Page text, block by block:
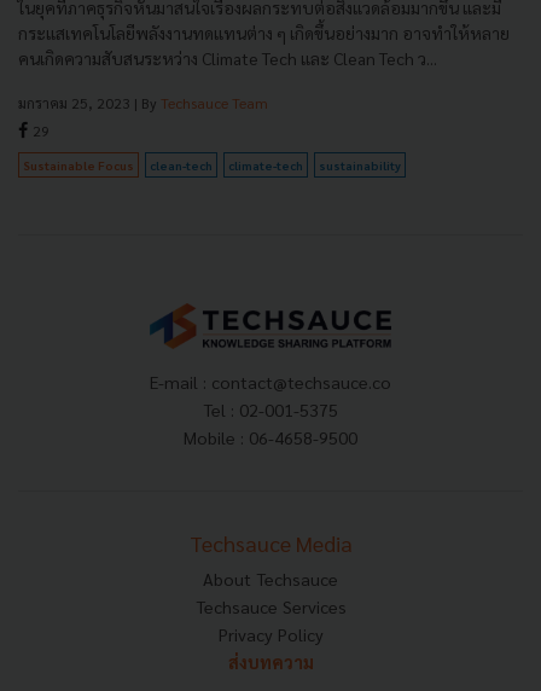
ในยุคที่ภาคธุรกิจหันมาสนใจเรื่องผลกระทบต่อสิ่งแวดล้อมมากขึ้น และมี
กระแสเทคโนโลยีพลังงานทดแทนต่าง ๆ เกิดขึ้นอย่างมาก อาจทำให้หลาย
คนเกิดความสับสนระหว่าง Climate Tech และ Clean Tech ว...
มกราคม 25, 2023 | By Techsauce Team
29
Sustainable Focus clean-tech climate-tech sustainability
E-mail : contact@techsauce.co
Tel : 02-001-5375
Mobile : 06-4658-9500
Techsauce Media
About Techsauce
Techsauce Services
Privacy Policy
ส่งบทความ